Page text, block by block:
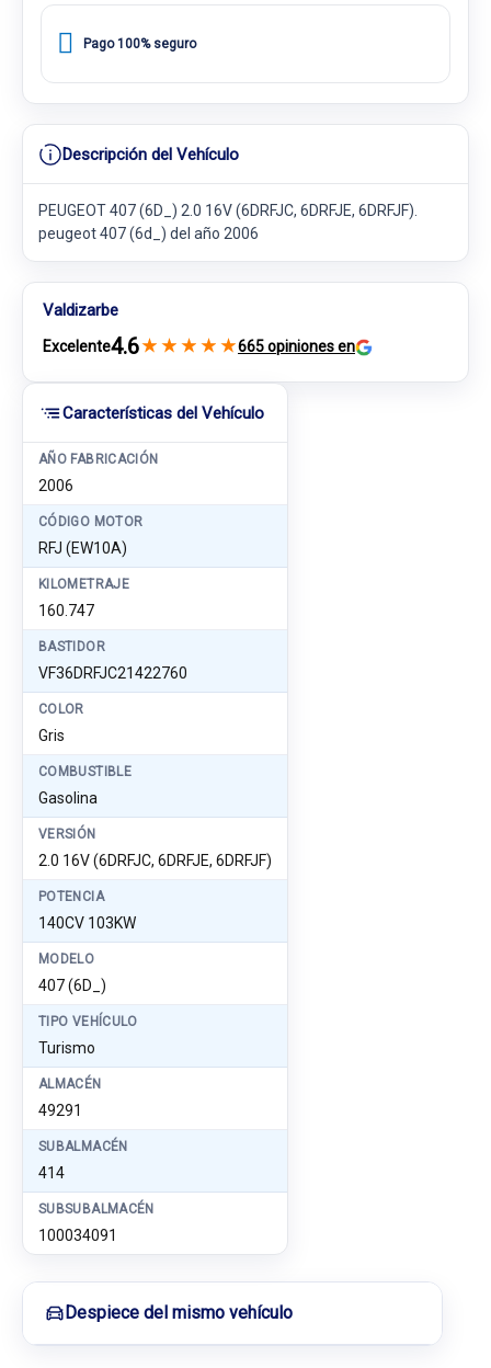
Características del Vehículo
AÑO FABRICACIÓN
2006
CÓDIGO MOTOR
RFJ (EW10A)
KILOMETRAJE
160.747
BASTIDOR
VF36DRFJC21422760
COLOR
Gris
COMBUSTIBLE
Gasolina
VERSIÓN
2.0 16V (6DRFJC, 6DRFJE, 6DRFJF)
POTENCIA
140CV 103KW
MODELO
407 (6D_)
TIPO VEHÍCULO
Turismo
ALMACÉN
49291
SUBALMACÉN
414
SUBSUBALMACÉN
100034091
Pago 100% seguro
Descripción del Vehículo
PEUGEOT 407 (6D_) 2.0 16V (6DRFJC, 6DRFJE, 6DRFJF).
peugeot 407 (6d_) del año 2006
Valdizarbe
Excelente4.6★ ★ ★ ★ ★665 opiniones en
Despiece del mismo vehículo